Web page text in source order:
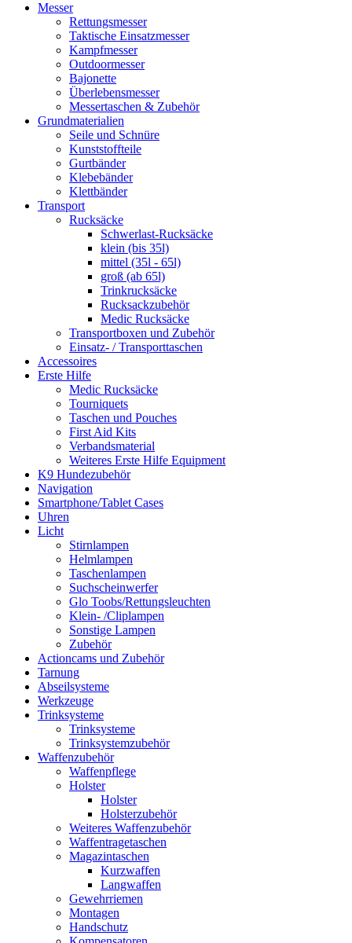
Messer
Rettungsmesser
Taktische Einsatzmesser
Kampfmesser
Outdoormesser
Bajonette
Überlebensmesser
Messertaschen & Zubehör
Grundmaterialien
Seile und Schnüre
Kunststoffteile
Gurtbänder
Klebebänder
Klettbänder
Transport
Rucksäcke
Schwerlast-Rucksäcke
klein (bis 35l)
mittel (35l - 65l)
groß (ab 65l)
Trinkrucksäcke
Rucksackzubehör
Medic Rucksäcke
Transportboxen und Zubehör
Einsatz- / Transporttaschen
Accessoires
Erste Hilfe
Medic Rucksäcke
Tourniquets
Taschen und Pouches
First Aid Kits
Verbandsmaterial
Weiteres Erste Hilfe Equipment
K9 Hundezubehör
Navigation
Smartphone/Tablet Cases
Uhren
Licht
Stirnlampen
Helmlampen
Taschenlampen
Suchscheinwerfer
Glo Toobs/Rettungsleuchten
Klein- /Cliplampen
Sonstige Lampen
Zubehör
Actioncams und Zubehör
Tarnung
Abseilsysteme
Werkzeuge
Trinksysteme
Trinksysteme
Trinksystemzubehör
Waffenzubehör
Waffenpflege
Holster
Holster
Holsterzubehör
Weiteres Waffenzubehör
Waffentragetaschen
Magazintaschen
Kurzwaffen
Langwaffen
Gewehrriemen
Montagen
Handschutz